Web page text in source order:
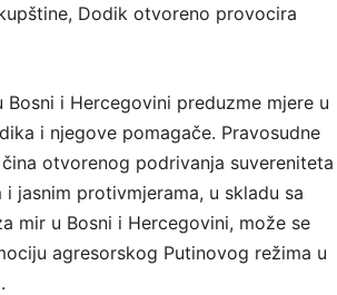
Dodik otvoreno provocira
i Hercegovini preduzme mjere u
i njegove pomagače. Pravosudne
otvorenog podrivanja suvereniteta
jasnim protivmjerama, u skladu sa
mir u Bosni i Hercegovini, može se
agresorskog Putinovog režima u